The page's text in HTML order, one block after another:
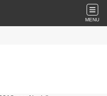
MENU